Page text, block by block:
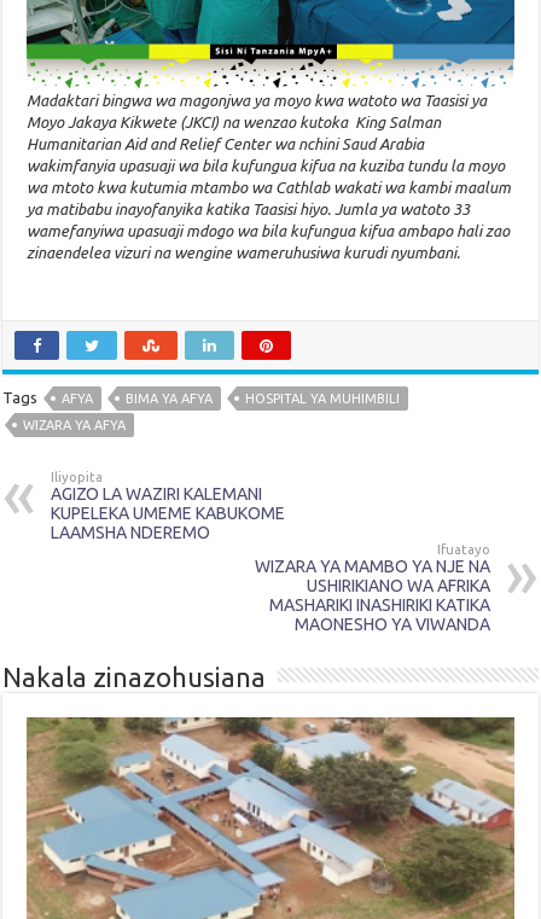
Madaktari bingwa wa magonjwa ya moyo kwa watoto wa Taasisi ya
Moyo Jakaya Kikwete (JKCI) na wenzao kutoka King Salman
Humanitarian Aid and Relief Center wa nchini Saud Arabia
wakimfanyia upasuaji wa bila kufungua kifua na kuziba tundu la moyo
wa mtoto kwa kutumia mtambo wa Cathlab wakati wa kambi maalum
ya matibabu inayofanyika katika Taasisi hiyo. Jumla ya watoto 33
wamefanyiwa upasuaji mdogo wa bila kufungua kifua ambapo hali zao
zinaendelea vizuri na wengine wameruhusiwa kurudi nyumbani.
Tags AFYA BIMA YA AFYA
HOSPITAL YA MUHIMBILI
WIZARA YA AFYA
Iliyopita
AGIZO LA WAZIRI KALEMANI
KUPELEKA UMEME KABUKOME
LAAMSHA NDEREMO
Ifuatayo
WIZARA YA MAMBO YA NJE NA
USHIRIKIANO WA AFRIKA
MASHARIKI INASHIRIKI KATIKA
MAONESHO YA VIWANDA
Nakala zinazohusiana